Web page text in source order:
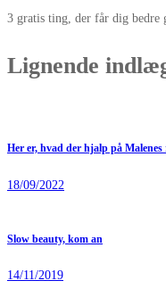
3 gratis ting, der får dig bedre
Lignende
Her er, hvad der hjalp på Malenes
18/09/2022
Slow beauty, kom an
14/11/2019